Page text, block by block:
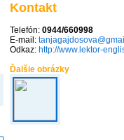
Kontakt
Telefón: 0944/660998
E-mail:
Odkaz: http://www.lektor-
Ďalšie obrázky